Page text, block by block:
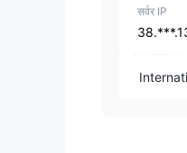
सर्वर IP